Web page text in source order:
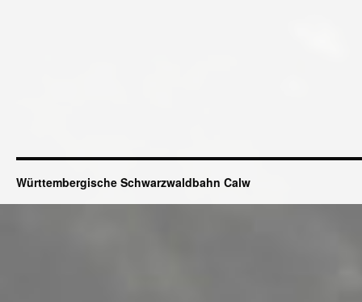
Württembergische Schwarzwaldbahn Calw